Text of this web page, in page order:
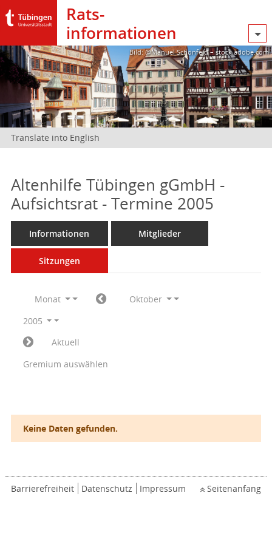
Rats­
informationen
Bild: @Manuel Schönfeld – stock.adobe.com
Translate into English
Altenhilfe Tübingen gGmbH -
Aufsichtsrat - Termine 2005
Informationen Mitglieder
Sitzungen
Monat
Oktober
2005
Aktuell
Gremium auswählen
Keine Daten gefunden.
Barrierefreiheit Datenschutz Impressum Seitenanfang